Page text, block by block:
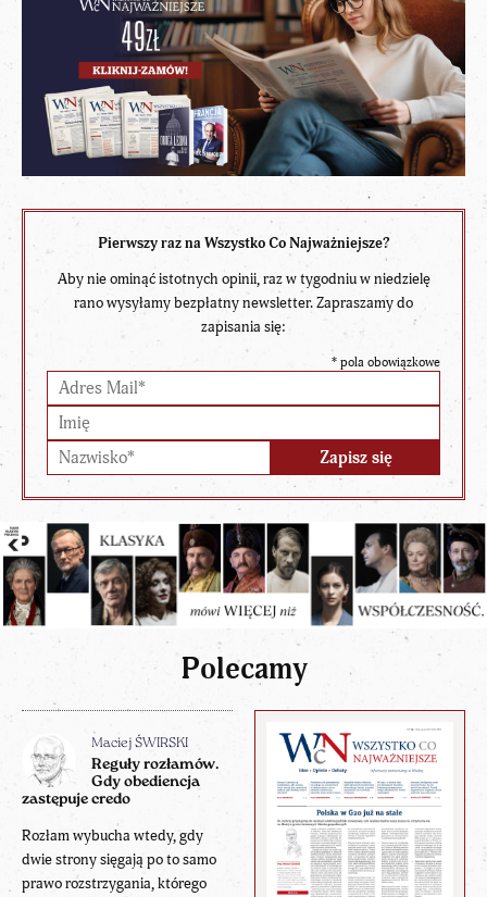
Pierwszy raz na Wszystko Co Najważniejsze?
Aby nie ominąć istotnych opinii, raz w tygodniu w niedzielę
rano wysyłamy bezpłatny newsletter. Zapraszamy do
zapisania się:
* pola obowiązkowe
Polecamy
Maciej ŚWIRSKI
Reguły rozłamów.
Gdy obediencja
zastępuje credo
Rozłam wybucha wtedy, gdy
dwie strony sięgają po to samo
prawo rozstrzygania, którego